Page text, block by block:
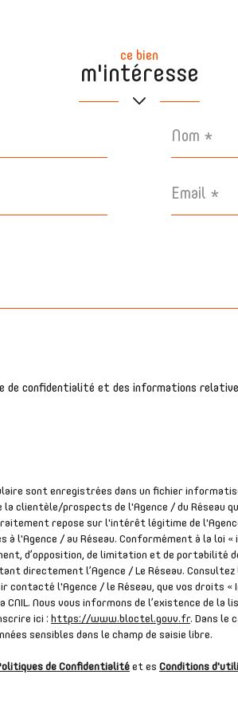
ce bien
m'intéresse
Nom
Email
de confidentialité et des informations
sont enregistrées dans un fichier
clientèle/prospects de l'Agence / du Réseau
repose sur l'intérêt légitime de
à l'Agence / au Réseau. Conformément à la loi
d’opposition, de limitation et de portabilité
directement l’Agence / Le Réseau. Consultez
contacté l'Agence / le Réseau, que vos droits
Nous vous informons de l’existence de la
ici : https://www.bloctel.gouv.fr. Dans le
sensibles dans le champ de saisie libre.
de Confidentialité et es Conditions